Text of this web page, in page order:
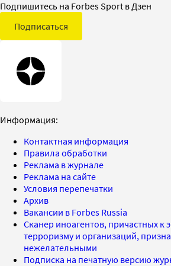
Подпишитесь на Forbes Sport в Дзен
Подписаться
Информация:
Контактная информация
Правила обработки
Реклама в журнале
Реклама на сайте
Условия перепечатки
Архив
Вакансии в Forbes Russia
Сканер иноагентов, причастных к
терроризму и организаций,
нежелательными
Подписка на печатную версию